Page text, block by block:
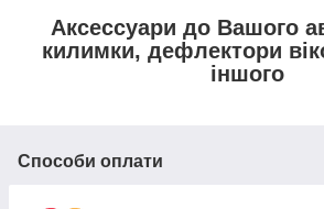
Аксессуари до Вашого
килимки, дефлектори
іншого
Способи оплати